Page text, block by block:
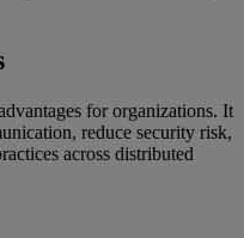
for organizations. It
reduce security risk,
across distributed